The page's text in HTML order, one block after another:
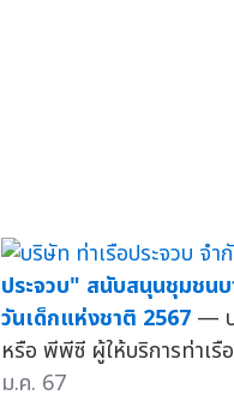
ประจวบ" สนับสนุนชุมชน
วันเด็กแห่งชาติ 2567 — บ
หรือ พีพีซี ผู้ให้บริการท่าเรื
ม.ค. 67